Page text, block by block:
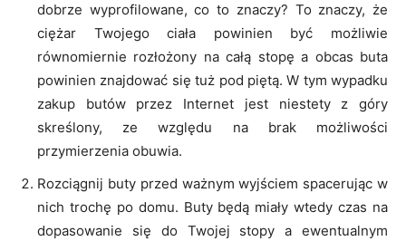
dobrze wyprofilowane, co to znaczy? To znaczy, że
ciężar Twojego ciała powinien być możliwie
równomiernie rozłożony na całą stopę a obcas buta
powinien znajdować się tuż pod piętą. W tym wypadku
zakup butów przez Internet jest niestety z góry
skreślony, ze względu na brak możliwości
przymierzenia obuwia.
Rozciągnij buty przed ważnym wyjściem spacerując w
nich trochę po domu. Buty będą miały wtedy czas na
dopasowanie się do Twojej stopy a ewentualnym